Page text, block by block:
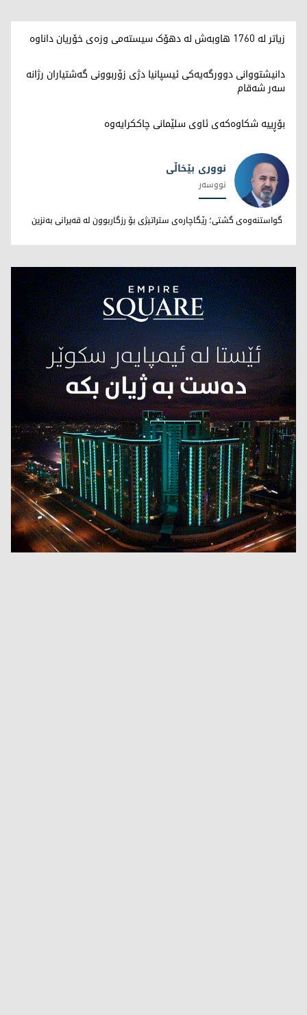
زیاتر لە 1760 هاوبەش لە دهۆک سیستەمی وزەی خۆریان داناوە
دانیشتووانی دوورگەیەکی ئیسپانیا دژی زۆربوونی گەشتیاران رژانە
سەر شەقام
بۆڕییە شکاوەکەی ئاوی سلێمانی چاککرایەوە
نووری بێخاڵی
نووری بێخاڵی
نووسەر
گواستنەوەی گشتی؛ رێگاچارەی ستراتیژی بۆ رزگاربوون لە قەیرانی بەنزین